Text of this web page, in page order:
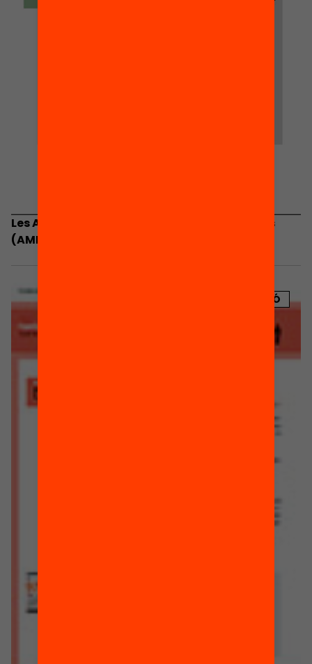
Les Associacions de Mares i Pares d’Alumnes
(AMPA). Estat de la qüestió a Catalunya
PUBLICACIÓ